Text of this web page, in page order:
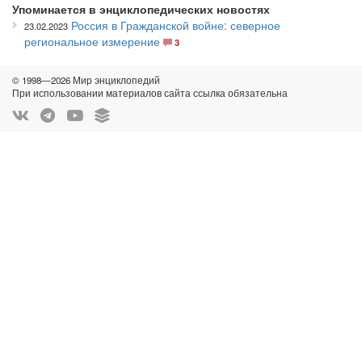
Упоминается в энциклопедических новостях
23.02.2023 Россия в Гражданской войне: северное
региональное измерение
3
© 1998—2026 Мир энциклопедий
При использовании материалов сайта ссылка обязательна